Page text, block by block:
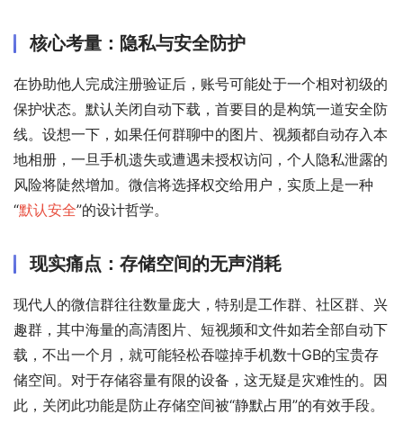
核心考量：隐私与安全防护
在协助他人完成注册验证后，账号可能处于一个相对初级的
保护状态。默认关闭自动下载，首要目的是构筑一道安全防
线。设想一下，如果任何群聊中的图片、视频都自动存入本
地相册，一旦手机遗失或遭遇未授权访问，个人隐私泄露的
风险将陡然增加。微信将选择权交给用户，实质上是一种
“默认安全”的设计哲学。
现实痛点：存储空间的无声消耗
现代人的微信群往往数量庞大，特别是工作群、社区群、兴
趣群，其中海量的高清图片、短视频和文件如若全部自动下
载，不出一个月，就可能轻松吞噬掉手机数十GB的宝贵存
储空间。对于存储容量有限的设备，这无疑是灾难性的。因
此，关闭此功能是防止存储空间被“静默占用”的有效手段。